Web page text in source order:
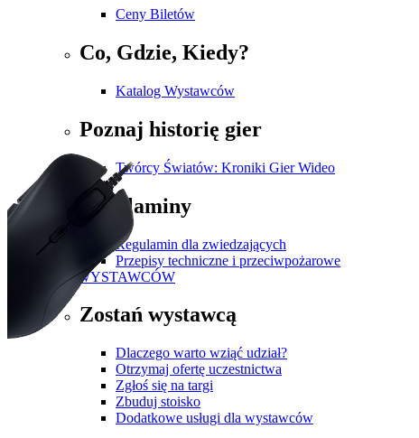
Ceny Biletów
Co, Gdzie, Kiedy?
Katalog Wystawców
Poznaj historię gier
Twórcy Światów: Kroniki Gier Wideo
Regulaminy
Regulamin dla zwiedzających
Przepisy techniczne i przeciwpożarowe
DLA WYSTAWCÓW
Zostań wystawcą
Dlaczego warto wziąć udział?
Otrzymaj ofertę uczestnictwa
Zgłoś się na targi
Zbuduj stoisko
Dodatkowe usługi dla wystawców